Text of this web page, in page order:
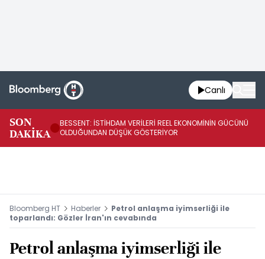
Canlı
SON
DAKİKA
BESSENT: İSTİHDAM VERİLERİ REEL EKONOMİNİN GÜCÜNÜ
OLDUĞUNDAN DÜŞÜK GÖSTERİYOR
Bloomberg HT Haberler
Petrol anlaşma iyimserliği ile
toparlandı: Gözler İran'ın cevabında
Petrol anlaşma iyimserliği ile